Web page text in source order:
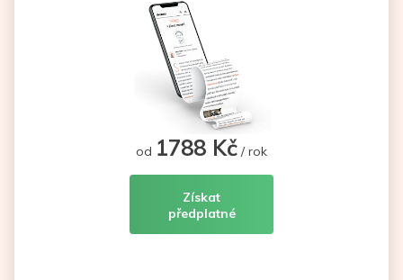
od 1788 Kč / rok
Získat
předplatné